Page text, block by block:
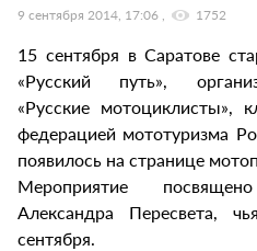
9 сентября 2014, 17:06 1752
15 сентября в Саратове
«Русский путь»,
«Русские мотоциклисты»,
федерацией мототуризма
появилось на странице
Мероприятие
Александра Пересвета,
сентября.